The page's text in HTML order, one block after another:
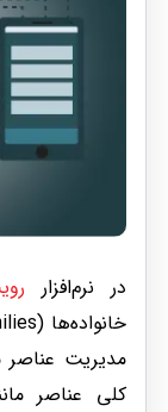
در نرم‌افزار
مدیریت
کلی عناصر